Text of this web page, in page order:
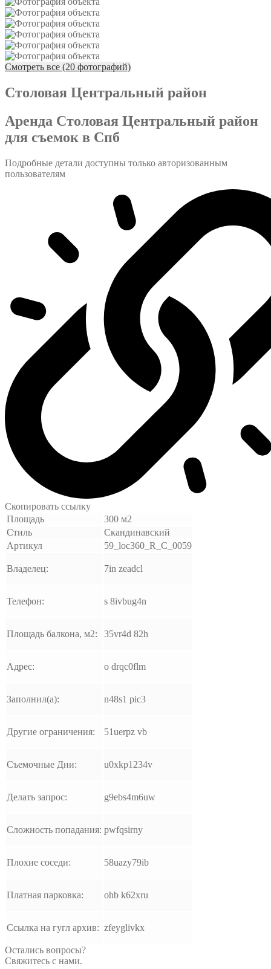
Смотреть все (20 фотографий)
Столовая Центральный район
Аренда Столовая Центральный район
для съемок в Спб
Подробные детали доступны только авторизованным
пользователям
Скопировать ссылку
Площадь
300 м2
Стиль
Скандинавский
Артикул
59_loc360_R_C_0059
Владелец: 7in zeadcl
Телефон: s 8ivbug4n
Площадь балкона, м2: 35vr4d 82h
Адрес: o drqc0flm
Заполнил(а): n48s1 pic3
Другие ограничения: 51uerpz vb
Съемочные Дни: u0xkp1234v
Делать запрос: g9ebs4m6uw
Сложность попадания: pwfqsirny
Плохие соседи: 58uazy79ib
Платная парковка: ohb k62xru
Ссылка на гугл архив: zfeyglivkx
Остались вопросы?
Свяжитесь с нами.